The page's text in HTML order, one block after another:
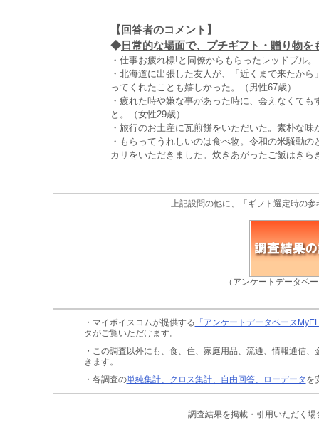
【回答者のコメント】
◆ 日常的な場面で、プチギフト・贈り物
・仕事お疲れ様!と同僚からもらったレッドブル
・北海道に出張した友人が、「近くまで来たか
ってくれたことも嬉しかった。（男性67歳）
・疲れた時や嫌な事があった時に、会えなくて
と。（女性29歳）
・旅行のお土産に瓦煎餅をいただいた。素朴な
・もらってうれしいのは食べ物。令和の米騒動
カリをいただきました。炊きあがったご飯はき
上記設問の他に、「ギフト選定時の
（アンケートデータベ
・マイボイスコムが提供する 「アンケートデータベース
タがご覧いただけます。
・この調査以外にも、食、住、家庭用品、流通、情報通信、
きます。
・各調査の単純集計、クロス集計、自由回答、ローデータ を
調査結果を掲載・引用いただく場